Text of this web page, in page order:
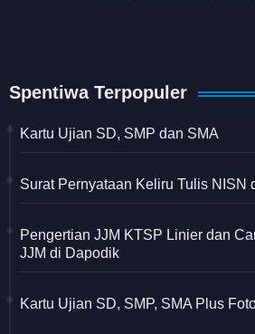
Spentiwa Terpopuler
Kartu Ujian SD, SMP dan SMA
Surat Pernyataan Keliru Tulis NISN
Pengertian JJM KTSP Linier dan
JJM di Dapodik
Kartu Ujian SD, SMP, SMA Plus